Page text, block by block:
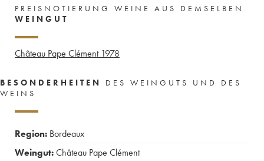
PREISNOTIERUNG WEINE AUS DEMSELBEN
WEINGUT
Château Pape Clément 1978
BESONDERHEITEN
DES WEINGUTS UND DES
WEINS
Region: Bordeaux
Weingut:Château Pape Clément